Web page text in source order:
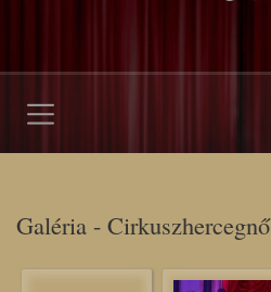
Galéria - Cirkuszhercegnő